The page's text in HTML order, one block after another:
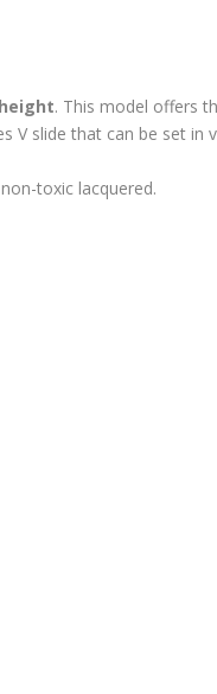
. This model offers
V slide that can be set in
toxic lacquered.